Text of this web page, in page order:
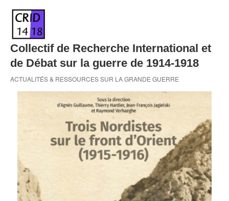
content
Collectif de Recherche International et
de Débat sur la guerre de 1914-1918
ACTUALITÉS & RESSOURCES SUR LA GRANDE GUERRE